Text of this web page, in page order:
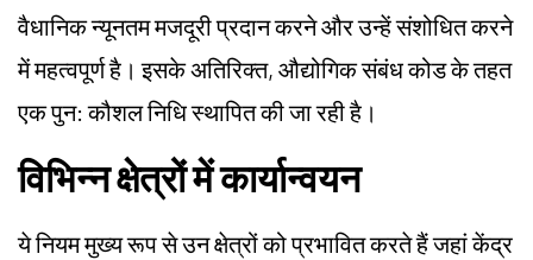
वैधानिक न्यूनतम मजदूरी प्रदान करने और उन्हें संशोधित करने
में महत्वपूर्ण है। इसके अतिरिक्त, औद्योगिक संबंध कोड के तहत
एक पुन: कौशल निधि स्थापित की जा रही है।
विभिन्न क्षेत्रों में कार्यान्वयन
ये नियम मुख्य रूप से उन क्षेत्रों को प्रभावित करते हैं जहां केंद्र